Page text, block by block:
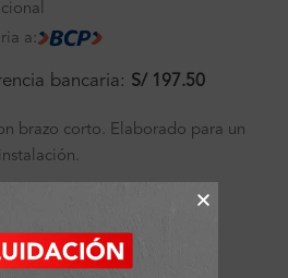
a:
bancaria: S/ 197.50
brazo corto. Elaborado para un